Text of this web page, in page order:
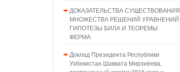
ДОКАЗАТЕЛЬСТВА СУЩЕСТВОВАНИЯ
МНОЖЕСТВА РЕШЕНИЙ УРАВНЕНИЙ
ГИПОТЕЗЫ БИЛА И ТЕОРЕМЫ
ФЕРМА
Доклад Президента Республики
Узбекистан Шавката Мирзиёева,